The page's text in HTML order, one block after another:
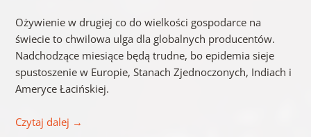
Ożywienie w drugiej co do wielkości gospodarce na
świecie to chwilowa ulga dla globalnych producentów.
Nadchodzące miesiące będą trudne, bo epidemia sieje
spustoszenie w Europie, Stanach Zjednoczonych, Indiach i
Ameryce Łacińskiej.
Czytaj dalej →